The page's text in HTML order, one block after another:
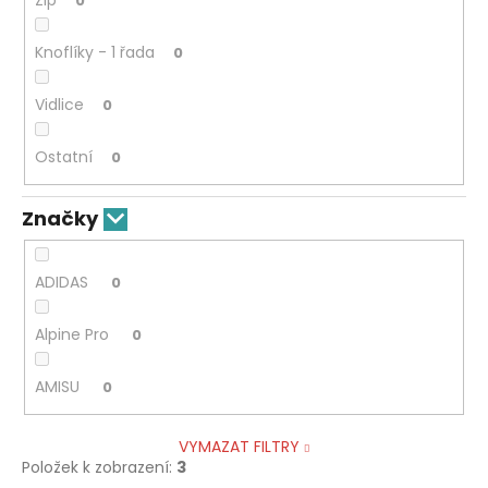
Knoflíky - 1 řada 0
Vidlice 0
Ostatní 0
Značky
ADIDAS 0
Alpine Pro 0
AMISU 0
VYMAZAT FILTRY
Položek k zobrazení: 3